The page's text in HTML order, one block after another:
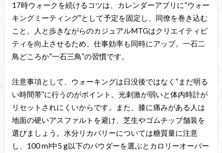
17時ウォークを続けるコツは、カレンダーアプリに“ウォー
キングミーティング”として予定を固定し、同僚を巻き込む
こと。人と歩きながらのカジュアルMTGはクリエイティビ
ティを向上させるため、仕事効率も同時にアップ。一石二
鳥どころか“一石三鳥”の習慣です。
注意事項として、ウォーキングは日没後ではなく“まだ明る
い時間帯”に行うのがポイント。光刺激が弱いと体内時計が
リセットされにくいからです。また、膝に痛みがある人は
地面の硬いアスファルトを避け、芝生やゴムチップ舗装を
選びましょう。水分リカバリーについては糖質量に注意
し、100 ml中5 g以下のパウダーを選ぶとカロリーオーバー